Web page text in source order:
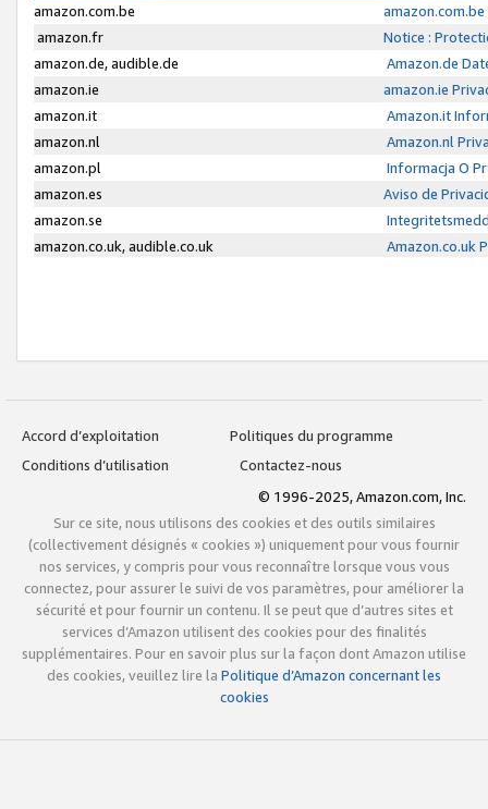
amazon.com.be
amazon.fr
Notice :
amazon.de, audible.de
Amazon.de
amazon.ie
amazon.ie
amazon.it
Amazon.it
amazon.nl
Amazon.nl
amazon.pl
Informacja O
amazon.es
Aviso de
amazon.se
amazon.co.uk, audible.co.uk
Amazon.co.uk
Accord d’exploitation
Politiques du programme
Conditions d’utilisation
Contactez-nous
© 1996-2025, Amazon.com, Inc.
Sur ce site, nous utilisons des cookies et des outils similaires
(collectivement désignés « cookies ») uniquement pour vous fournir
nos services, y compris pour vous reconnaître lorsque vous vous
connectez, pour assurer le suivi de vos paramètres, pour améliorer la
sécurité et pour fournir un contenu. Il se peut que d’autres sites et
services d’Amazon utilisent des cookies pour des finalités
supplémentaires. Pour en savoir plus sur la façon dont Amazon utilise
des cookies, veuillez lire la Politique d’Amazon concernant les
cookies